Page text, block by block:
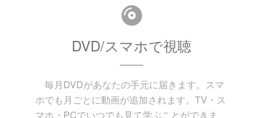
DVD/スマホで視聴
毎月DVDがあなたの手元に届きます。スマ
ホでも月ごとに動画が追加されます。TV・ス
マホ・PCでいつでも見て学ぶことができま